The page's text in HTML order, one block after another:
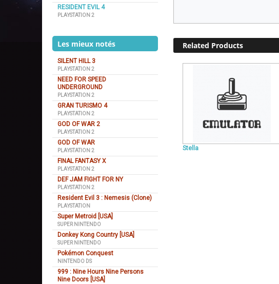
RESIDENT EVIL 4
PLAYSTATION 2
Les mieux notés
SILENT HILL 3
PLAYSTATION 2
NEED FOR SPEED
UNDERGROUND
PLAYSTATION 2
GRAN TURISMO 4
PLAYSTATION 2
GOD OF WAR 2
PLAYSTATION 2
GOD OF WAR
PLAYSTATION 2
FINAL FANTASY X
PLAYSTATION 2
DEF JAM FIGHT FOR NY
PLAYSTATION 2
Resident Evil 3 : Nemesis (Clone)
PLAYSTATION
Super Metroid [USA]
SUPER NINTENDO
Donkey Kong Country [USA]
SUPER NINTENDO
Pokémon Conquest
NINTENDO DS
999 : Nine Hours Nine Persons
Nine Doors [USA]
Related Products
Stella